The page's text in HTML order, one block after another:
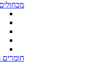
חומרים